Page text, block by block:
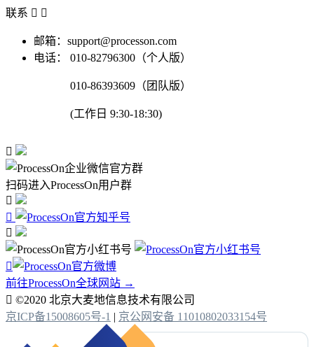
联系  
邮箱：support@processon.com
电话：
010-82796300（个人版）
010-86393609（团队版）
(工作日 9:30-18:30)

扫码进入ProcessOn用户群




前往ProcessOn全球网站 →
 ©2020 北京大麦地信息技术有限公司
京ICP备15008605号-1 | 京公网安备 11010802033154号